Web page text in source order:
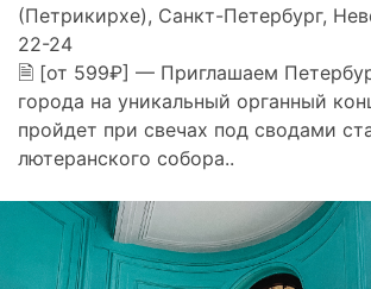
(Петрикирхе), Санкт-Петербург,
22-24
🗎 [от 599₽] — Приглашаем
города на уникальный органный
пройдет при свечах под сводами
лютеранского собора..